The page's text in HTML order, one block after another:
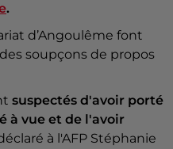
.
d’Angoulême font
soupçons de propos
suspectés d'avoir porté
à vue et de l'avoir
à l'AFP Stéphanie